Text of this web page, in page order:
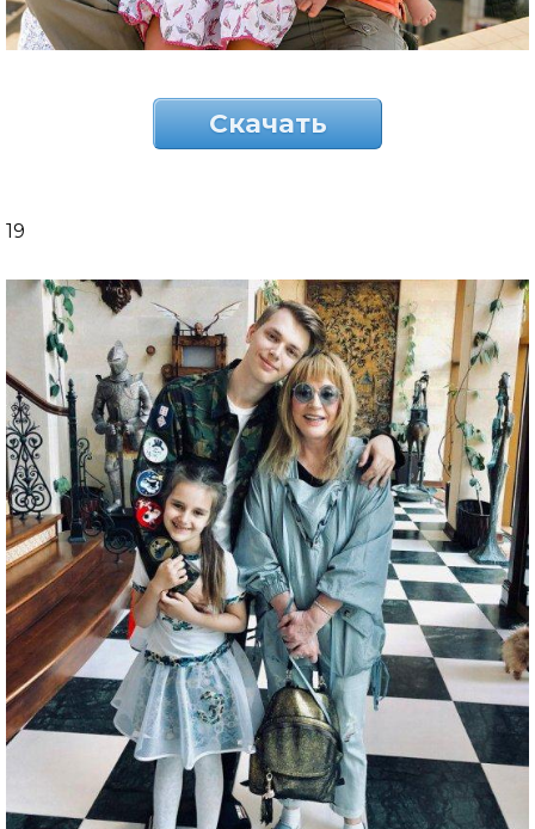
Скачать
19